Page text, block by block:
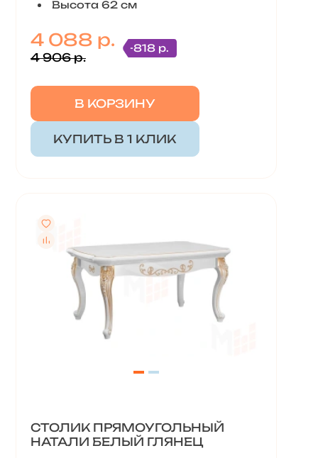
Высота 62 см
4 088 р.
4 906 р.
-818 р.
В КОРЗИНУ
КУПИТЬ В 1 КЛИК
СТОЛИК ПРЯМОУГОЛЬНЫЙ
НАТАЛИ БЕЛЫЙ ГЛЯНЕЦ